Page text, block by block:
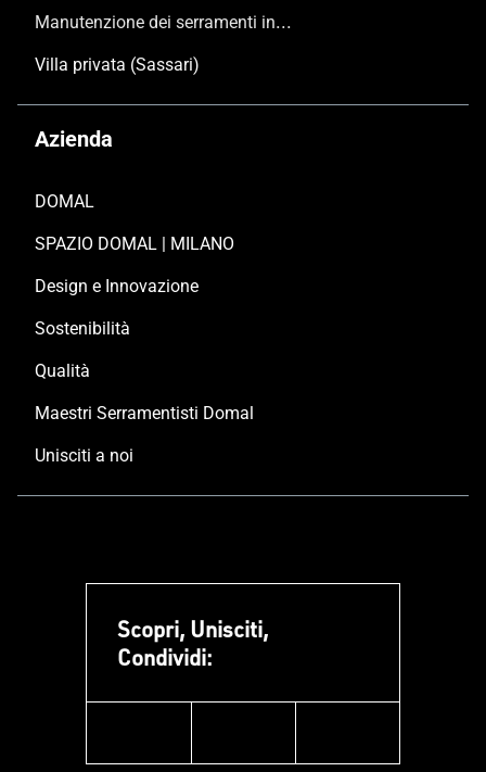
Manutenzione dei serramenti in alluminio
Villa privata (Sassari)
Azienda
DOMAL
SPAZIO DOMAL | MILANO
Design e Innovazione
Sostenibilità
Qualità
Maestri Serramentisti Domal
Unisciti a noi
Scopri, Unisciti,
Condividi: